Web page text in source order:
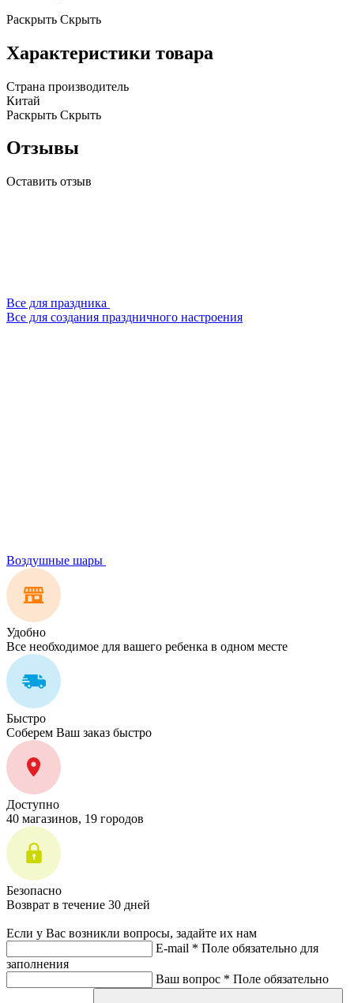
Раскрыть Скрыть
Характеристики товара
Страна производитель
Китай
Раскрыть Скрыть
Отзывы
Оставить отзыв
Все для праздника
Все для создания праздничного настроения
Воздушные шары
Удобно
Все необходимое для вашего ребенка в одном месте
Быстро
Соберем Ваш заказ быстро
Доступно
40 магазинов, 19 городов
Безопасно
Возврат в течение 30 дней
Если у Вас возникли вопросы, задайте их нам
E-mail * Поле обязательно для
заполнения
Ваш вопрос * Поле обязательно